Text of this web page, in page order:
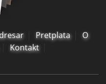
Pretplata
O
Kontakt